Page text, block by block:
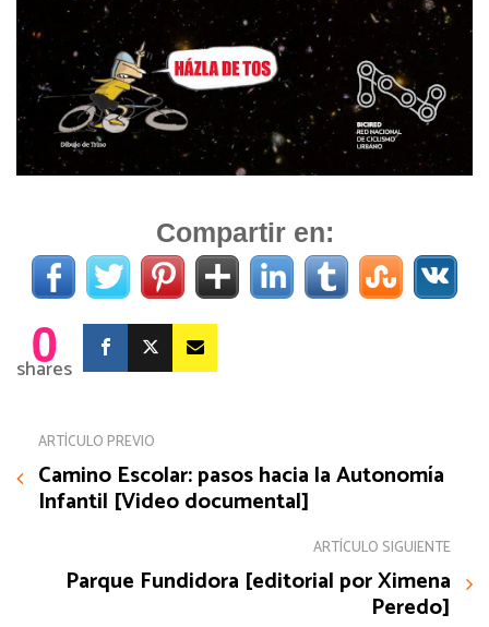
Compartir en:
0
shares
ARTÍCULO PREVIO
Camino Escolar: pasos hacia la Autonomía
Infantil [Video documental]
ARTÍCULO SIGUIENTE
Parque Fundidora [editorial por Ximena
Peredo]